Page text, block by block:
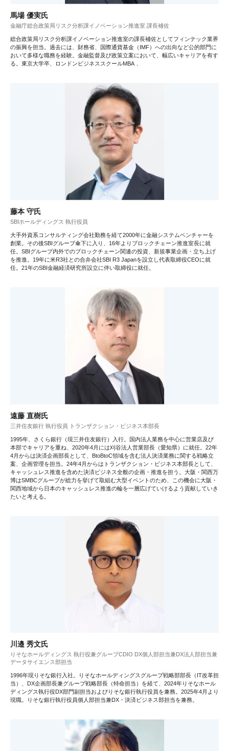
馬場 優実氏
金融庁総合政策局リスク分析課イノベーション推進室 課長補佐
総合政策局リスク分析課イノベーション推進室の課長補佐としてフィンテック業界
の振興を担当。過去には、財務省、国際通貨基金（IMF）への出向など公的部門に
おいて多様な職務を経験。金融監督及び政策立案において、幅広いキャリアを有す
る。東京大学卒、ロンドンビジネススクールMBA．
藤本 守氏
SBIホールディングス 執行役員
大手外資系コンサルティング会社勤務を経て2000年に金融システムベンチャーを
創業。その後SBIグループ傘下に入り、16年よりブロックチェーン推進室長に就
任。SBIグループ内外でのブロックチェーン関連の投資、新規事業企画・立ち上げ
を推進。19年に米R3社との合弁会社SBI R3 Japanを設立し代表取締役CEOに就
任。21年のSBI金融経済研究所設立に伴い取締役に就任。
遠藤 直樹氏
三井住友銀行 執行役員 トランザクション・ビジネス本部長
1995年、さくら銀行（現三井住友銀行）入行。国内法人業務を中心に営業店及び
本部でキャリアを重ね、2020年4月には刈谷法人営業部長（愛知県）に就任。22年
4月からは決済企画部長として、BtoBtoC領域を含む法人決済業務に関する戦略立
案、企画管理を担当。24年4月からはトランザクション・ビジネス本部長として、
キャッシュレス推進を含めた決済ビジネス全般の企画・推進を担う。大阪・関西万
博はSMBCグループが総力を挙げて取組む大型イベントのため、この機会に大阪・
関西地域から日本のキャッシュレス推進の輪を一層広げていけるよう貢献していき
たいと考える。
川邉 秀文氏
りそなホールディングス 執行役兼グループCDIO DX個人部担当兼DX法人部担当兼
データサイエンス部担当
1996年現りそな銀行入社。りそなホールディングスグループ戦略部部長（IT改革担
当）、DX企画部長兼グループ戦略部長（特命担当）を経て、2024年りそなホール
ディングス執行役DX部門副担当およびりそな銀行執行役員を兼務。2025年4月より
現職。りそな銀行執行役員個人部担当兼DX・決済ビジネス部担当を兼務。